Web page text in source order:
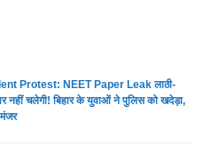
Protest: NEET Paper Leak लाठी-
नहीं चलेगी! बिहार के युवाओं ने पुलिस को खदेड़ा,